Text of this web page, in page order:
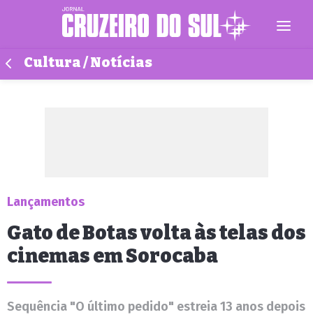
Cultura / Notícias
Lançamentos
Gato de Botas volta às telas dos
cinemas em Sorocaba
Sequência "O último pedido" estreia 13 anos depois